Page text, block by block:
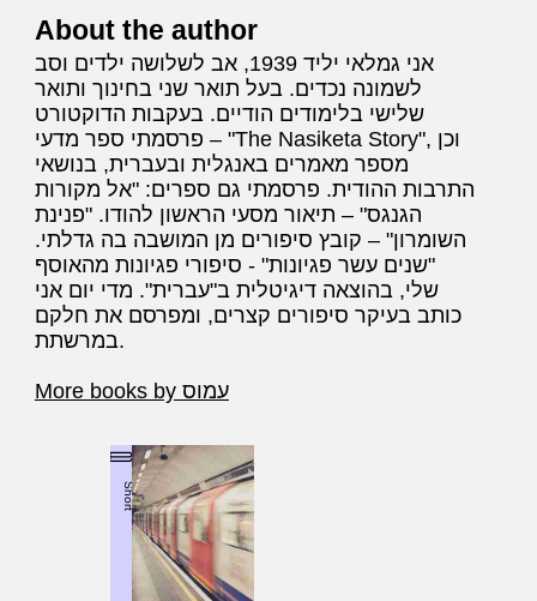
About the author
אני גמלאי יליד 1939, אב לשלושה ילדים וסב
לשמונה נכדים. בעל תואר שני בחינוך ותואר
שלישי בלימודים הודיים. בעקבות הדוקטורט
פרסמתי ספר מדעי – "The Nasiketa Story", וכן
מספר מאמרים באנגלית ובעברית, בנושאי
התרבות ההודית. פרסמתי גם ספרים: "אל מקורות
הגנגס" – תיאור מסעי הראשון להודו. "פנינת
השומרון" – קובץ סיפורים מן המושבה בה גדלתי.
"שנים עשר פגיונות" - סיפורי פגיונות מהאוסף
שלי, בהוצאה דיגיטלית ב"עברית". מדי יום אני
כותב בעיקר סיפורים קצרים, ומפרסם את חלקם
במרשתת.
More books by עמוס
Short